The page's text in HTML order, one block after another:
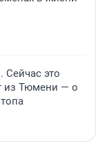
Сейчас это
из Тюмени — о